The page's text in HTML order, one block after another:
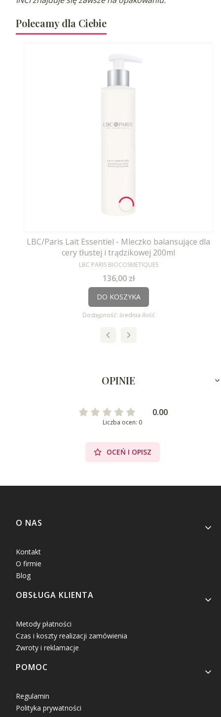
Polecamy dla Ciebie
LBC/Paris Lait Essentiel - Mleczko balansujące dla
cery tłustej i trądzikowej 200ml
PRODUCENT
LBC PARIS BIOCOSMETIQUES
Cena
136,00 zł
DO KOSZYKA
Dostępność: średnia ilość
OPINIE
0.00
Liczba ocen: 0
OCEŃ I OPISZ
Linki w stopce
O NAS
Kontakt
O firmie
Blog
OBSŁUGA KLIENTA
Metody płatności
Czas i koszty realizacji zamówienia
Zwroty i reklamacje
POMOC
Regulamin
Polityka prywatności